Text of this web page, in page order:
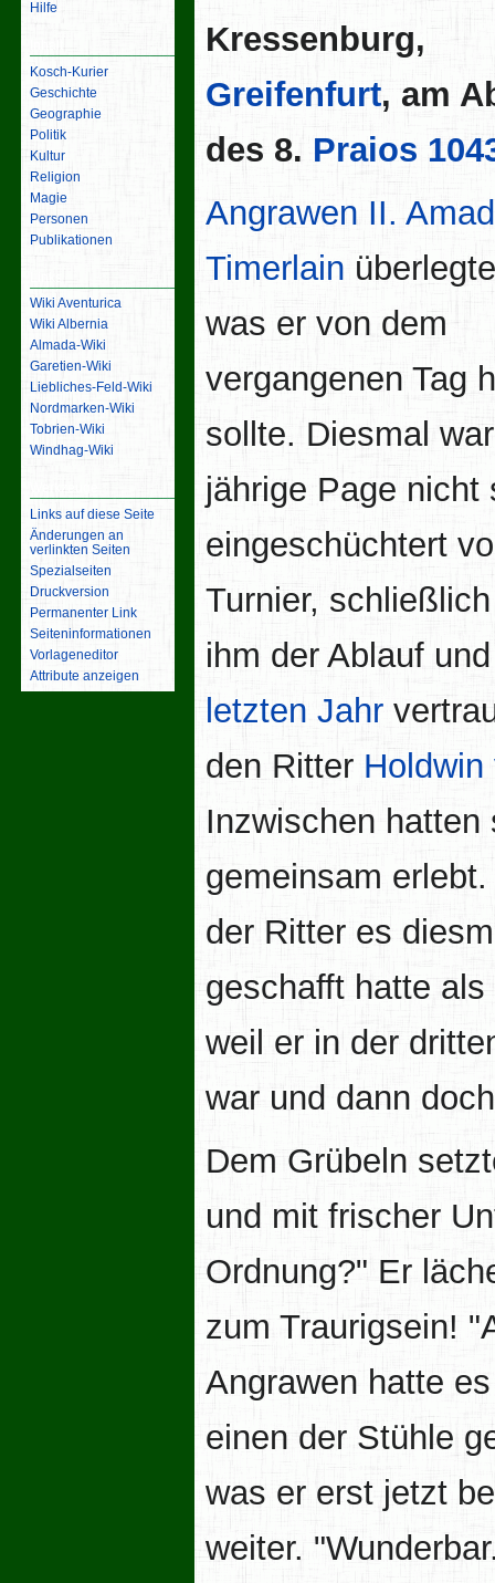
Kressenburg,
Greifenfurt, am
des 8. Praios
Angrawen II.
Timerlain
was er von dem
vergangenen Tag
sollte. Diesmal
jährige Page nicht
eingeschüchtert
Turnier,
ihm der Ablauf
letzten Jahr
den Ritter
Inzwischen
gemeinsam
der Ritter es
geschafft hatte
weil er in der
war und dann
Dem Grübeln
und mit frischer
Ordnung?" Er
zum Traurigsein!
Angrawen hatte
einen der Stühle
was er erst jetzt
weiter.
Hilfe
Kosch-Kurier
Geschichte
Geographie
Politik
Kultur
Religion
Magie
Personen
Publikationen
Wiki Aventurica
Wiki Albernia
Almada-Wiki
Garetien-Wiki
Liebliches-Feld-Wiki
Nordmarken-Wiki
Tobrien-Wiki
Windhag-Wiki
Links auf diese Seite
Änderungen an
verlinkten Seiten
Spezialseiten
Druckversion
Permanenter Link
Seiten­­informationen
Vorlageneditor
Attribute anzeigen